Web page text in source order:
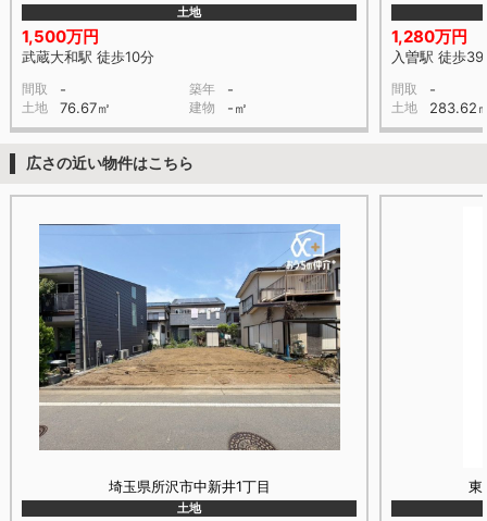
土地
1,500万円
武蔵大和駅 徒歩10分
間取 - 築年 -
土地 76.67㎡ 建物 -㎡
1,280万円
入曽駅 徒歩39
間取 -
土地 283.62
広さの近い物件はこちら
埼玉県所沢市中新井1丁目
土地
東